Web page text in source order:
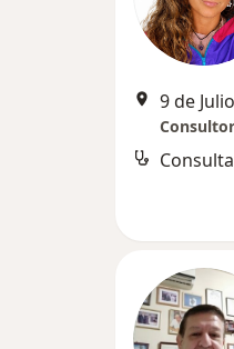
9 de